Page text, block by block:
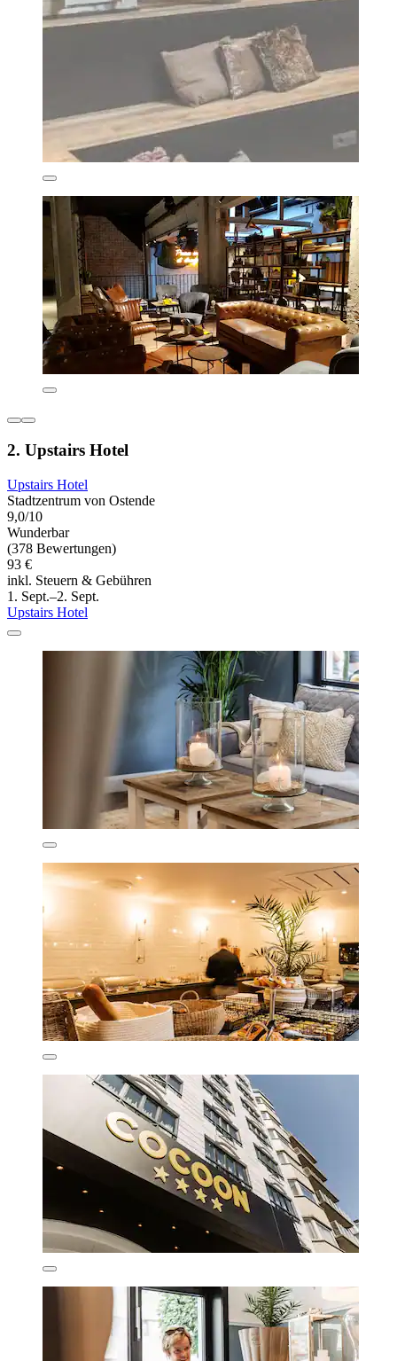
2. Upstairs Hotel
Upstairs Hotel
Stadtzentrum von Ostende
9,0/10
Wunderbar
(378 Bewertungen)
93 €
inkl. Steuern & Gebühren
1. Sept.–2. Sept.
Upstairs Hotel